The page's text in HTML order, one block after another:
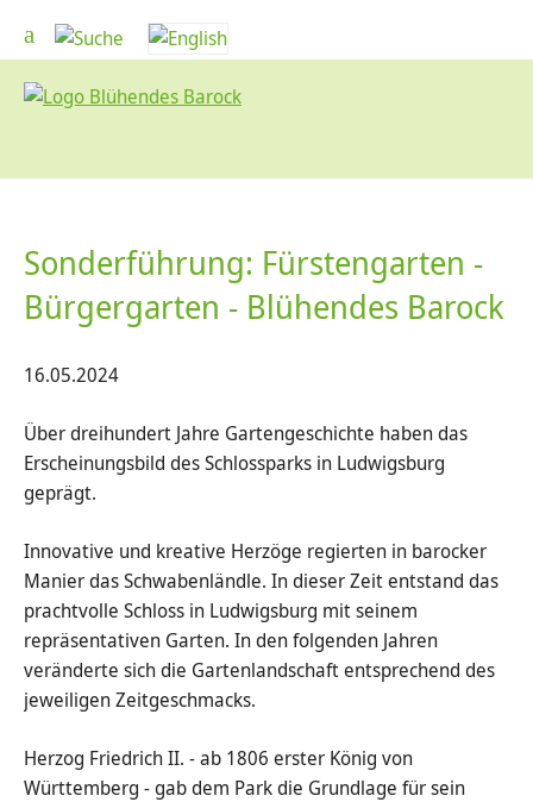
Sonderführung: Fürstengarten -
Bürgergarten - Blühendes Barock
16.05.2024
Über dreihundert Jahre Gartengeschichte haben das
Erscheinungsbild des Schlossparks in Ludwigsburg
geprägt.
Innovative und kreative Herzöge regierten in barocker
Manier das Schwabenländle. In dieser Zeit entstand das
prachtvolle Schloss in Ludwigsburg mit seinem
repräsentativen Garten. In den folgenden Jahren
veränderte sich die Gartenlandschaft entsprechend des
jeweiligen Zeitgeschmacks.
Herzog Friedrich II. - ab 1806 erster König von
Württemberg - gab dem Park die Grundlage für sein